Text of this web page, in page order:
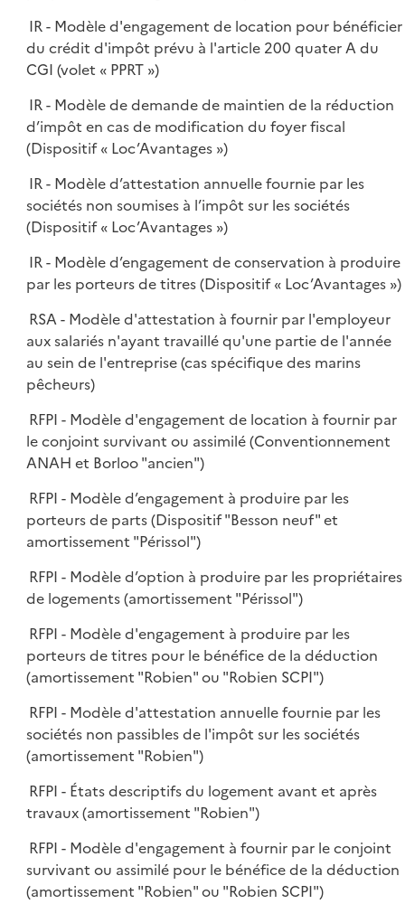
IR - Modèle d'engagement de location pour bénéficier
du crédit d'impôt prévu à l'article 200 quater A du
CGI (volet « PPRT »)
IR - Modèle de demande de maintien de la réduction
d’impôt en cas de modification du foyer fiscal
(Dispositif « Loc’Avantages »)
IR - Modèle d’attestation annuelle fournie par les
sociétés non soumises à l’impôt sur les sociétés
(Dispositif « Loc’Avantages »)
IR - Modèle d’engagement de conservation à produire
par les porteurs de titres (Dispositif « Loc’Avantages »)
RSA - Modèle d'attestation à fournir par l'employeur
aux salariés n'ayant travaillé qu'une partie de l'année
au sein de l'entreprise (cas spécifique des marins
pêcheurs)
RFPI - Modèle d'engagement de location à fournir par
le conjoint survivant ou assimilé (Conventionnement
ANAH et Borloo "ancien")
RFPI - Modèle d’engagement à produire par les
porteurs de parts (Dispositif "Besson neuf" et
amortissement "Périssol")
RFPI - Modèle d’option à produire par les propriétaires
de logements (amortissement "Périssol")
RFPI - Modèle d'engagement à produire par les
porteurs de titres pour le bénéfice de la déduction
(amortissement "Robien" ou "Robien SCPI")
RFPI - Modèle d'attestation annuelle fournie par les
sociétés non passibles de l'impôt sur les sociétés
(amortissement "Robien")
RFPI - États descriptifs du logement avant et après
travaux (amortissement "Robien")
RFPI - Modèle d'engagement à fournir par le conjoint
survivant ou assimilé pour le bénéfice de la déduction
(amortissement "Robien" ou "Robien SCPI")